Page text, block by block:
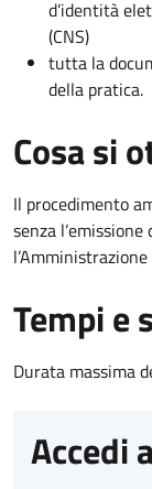
d’identità
(CNS)
tutta la
della pratica.
Cosa si
Il procedimento
senza
Tempi e
Durata massima
Accedi